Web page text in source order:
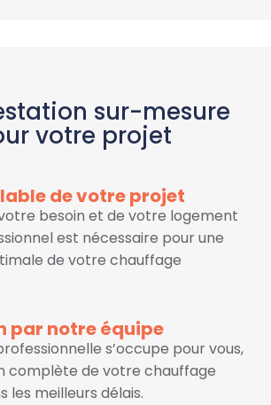
sur-mesure
votre projet
de votre projet
besoin et de votre logement
est nécessaire pour une
de votre chauffage
par notre équipe
s’occupe pour vous,
complète de votre chauffage
les meilleurs délais.